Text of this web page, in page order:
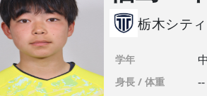
栃木シテ
学年
身長 / 体重